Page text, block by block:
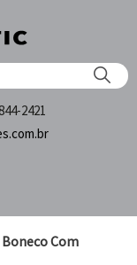
2421
Com